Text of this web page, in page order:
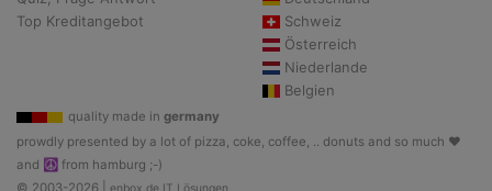
Top Kreditangebot
Schweiz
Österreich
Niederlande
Belgien
quality made in germany
prowdly presented by a lot of pizza, coke, coffee, .. donuts and so much ♥
and ☮ from hamburg ;-)
© 2003-2026 |